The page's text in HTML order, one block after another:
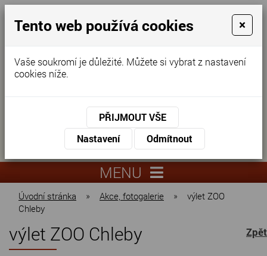
prohlídka
KONTAKTUJTE NÁS
KONTAKTUJTE NÁS
551
lysa.cz
MENU
Úvodní stránka » Akce, fotogalerie »
výlet ZOO
Chleby
výlet ZOO Chleby Zpět
Tento web používá cookies ×
Vaše soukromí je důležité. Můžete si vybrat z nastavení
cookies níže.
PŘIJMOUT VŠE
Nastavení
Odmítnout